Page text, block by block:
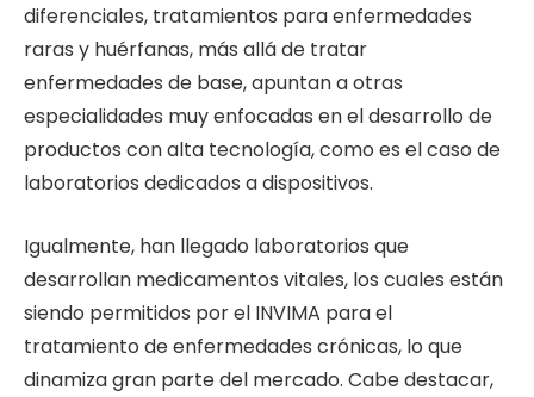
diferenciales, tratamientos para enfermedades
raras y huérfanas, más allá de tratar
enfermedades de base, apuntan a otras
especialidades muy enfocadas en el desarrollo de
productos con alta tecnología, como es el caso de
laboratorios dedicados a dispositivos.
Igualmente, han llegado laboratorios que
desarrollan medicamentos vitales, los cuales están
siendo permitidos por el INVIMA para el
tratamiento de enfermedades crónicas, lo que
dinamiza gran parte del mercado. Cabe destacar,